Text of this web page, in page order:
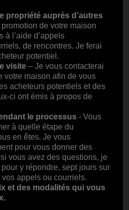
propriété auprès d’autres
de votre maison
à l’aide d’appels
de rencontres. Je ferai
potentiel.
visite– Je vous contacterai
votre maison afin de vous
acheteurs potentiels et des
ci ont émis à propos de
le processus- Vous
à quelle étape du
en êtes. Je vous
pour vous donner des
vous avez des questions, je
y répondre, sept jours sur
appels ou courriels.
et des modalités qui vous